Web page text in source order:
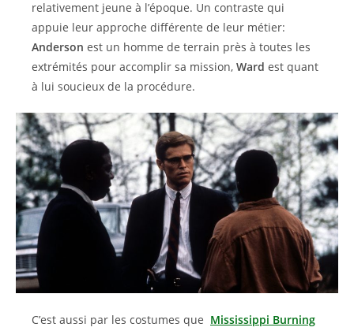
relativement jeune à l’époque. Un contraste qui
appuie leur approche différente de leur métier:
Anderson est un homme de terrain près à toutes les
extrémités pour accomplir sa mission, Ward est quant
à lui soucieux de la procédure.
C’est aussi par les costumes que Mississippi Burning